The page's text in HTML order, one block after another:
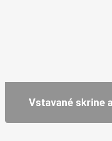
Vstavané skrine